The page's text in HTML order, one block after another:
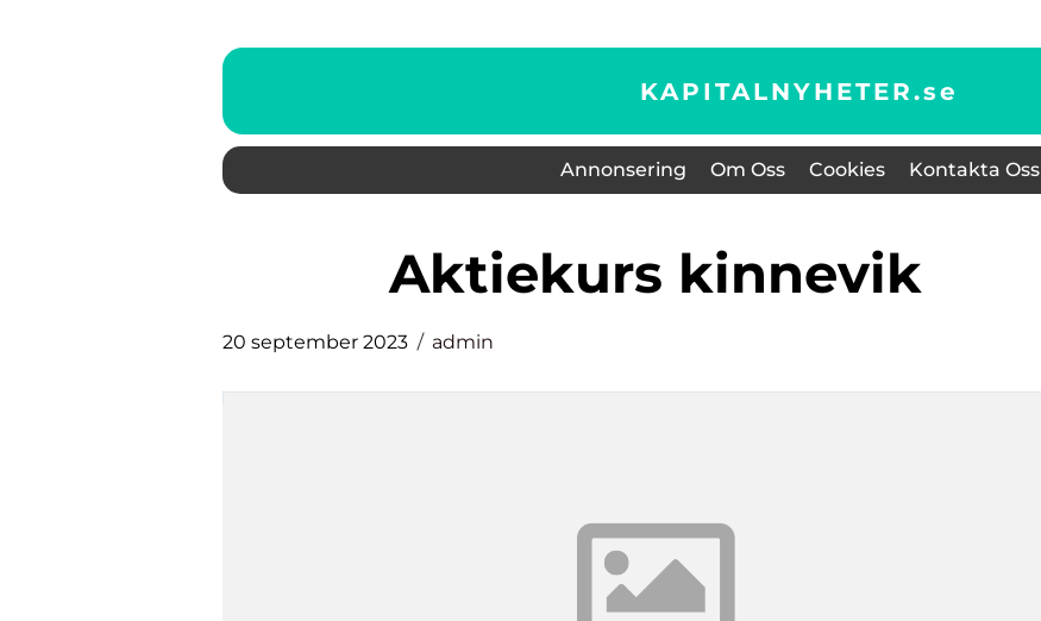
KAPITALNYHETER.se
Annonsering Om Oss Cookies Kontakta Oss
aktiekurs kinnevik
20 september 2023 admin